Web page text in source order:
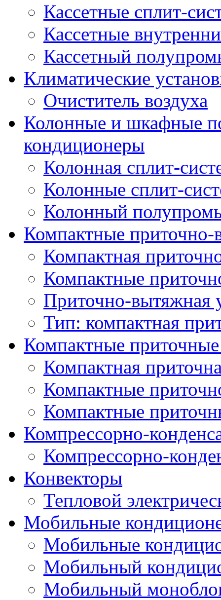
Кассетные сплит-
Кассетные
Кассетный
Климатические
Очиститель воздуха
Колонные и шкафные
кондиционеры
Колонная сплит-
Колонные сплит-
Колонный
Компактные
Компактная
Компактные
Приточно-вытяжная
Тип: компактная
Компактные приточные
Компактная
Компактные
Компактные
Компрессорно-
Компрессорно-
Конвекторы
Тепловой
Мобильные
Мобильные
Мобильный
Мобильный